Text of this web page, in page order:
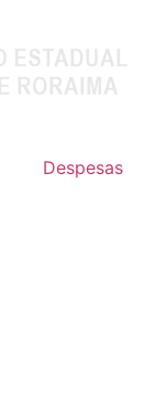
Despesas